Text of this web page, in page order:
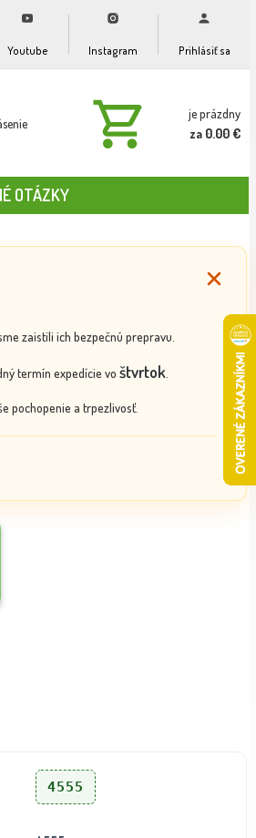
Youtube Instagram Prihlásiť sa
je prázdny
za 0.00 €
OTÁZKY
zaistili ich bezpečnú prepravu.
termín expedície vo štvrtok.
pochopenie a trpezlivosť.
4555